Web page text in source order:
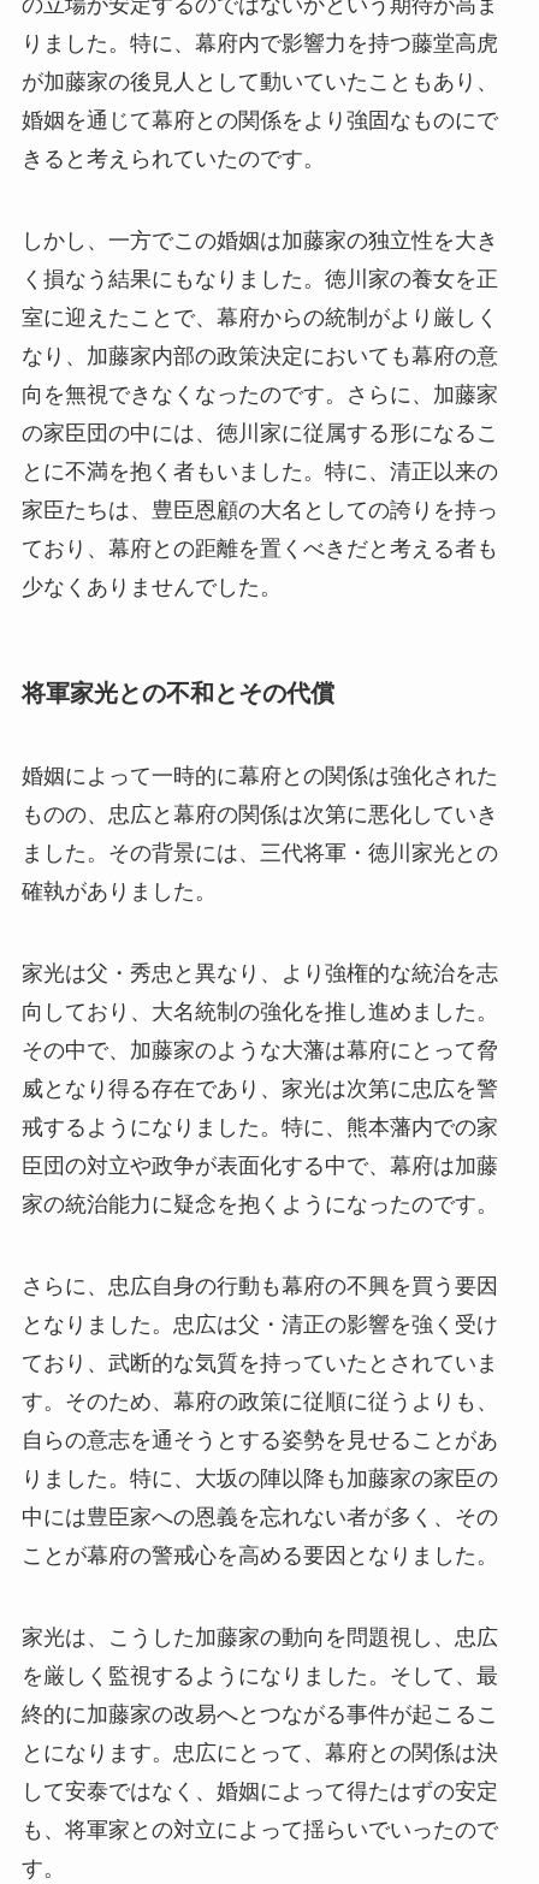
りました。特に、幕府内で影響力を持つ藤堂高虎
が加藤家の後見人として動いていたこともあり、
婚姻を通じて幕府との関係をより強固なものにで
きると考えられていたのです。
しかし、一方でこの婚姻は加藤家の独立性を大き
く損なう結果にもなりました。徳川家の養女を正
室に迎えたことで、幕府からの統制がより厳しく
なり、加藤家内部の政策決定においても幕府の意
向を無視できなくなったのです。さらに、加藤家
の家臣団の中には、徳川家に従属する形になるこ
とに不満を抱く者もいました。特に、清正以来の
家臣たちは、豊臣恩顧の大名としての誇りを持っ
ており、幕府との距離を置くべきだと考える者も
少なくありませんでした。
将軍家光との不和とその代償
婚姻によって一時的に幕府との関係は強化された
ものの、忠広と幕府の関係は次第に悪化していき
ました。その背景には、三代将軍・徳川家光との
確執がありました。
家光は父・秀忠と異なり、より強権的な統治を志
向しており、大名統制の強化を推し進めました。
その中で、加藤家のような大藩は幕府にとって脅
威となり得る存在であり、家光は次第に忠広を警
戒するようになりました。特に、熊本藩内での家
臣団の対立や政争が表面化する中で、幕府は加藤
家の統治能力に疑念を抱くようになったのです。
さらに、忠広自身の行動も幕府の不興を買う要因
となりました。忠広は父・清正の影響を強く受け
ており、武断的な気質を持っていたとされていま
す。そのため、幕府の政策に従順に従うよりも、
自らの意志を通そうとする姿勢を見せることがあ
りました。特に、大坂の陣以降も加藤家の家臣の
中には豊臣家への恩義を忘れない者が多く、その
ことが幕府の警戒心を高める要因となりました。
家光は、こうした加藤家の動向を問題視し、忠広
を厳しく監視するようになりました。そして、最
終的に加藤家の改易へとつながる事件が起こるこ
とになります。忠広にとって、幕府との関係は決
して安泰ではなく、婚姻によって得たはずの安定
も、将軍家との対立によって揺らいでいったので
す。